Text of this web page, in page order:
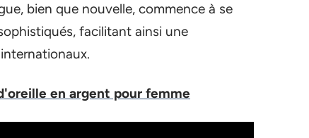
bien que nouvelle, commence à se
facilitant ainsi une
en argent pour femme